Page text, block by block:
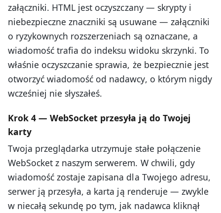
załączniki. HTML jest oczyszczany — skrypty i
niebezpieczne znaczniki są usuwane — załączniki
o ryzykownych rozszerzeniach są oznaczane, a
wiadomość trafia do indeksu widoku skrzynki. To
właśnie oczyszczanie sprawia, że bezpiecznie jest
otworzyć wiadomość od nadawcy, o którym nigdy
wcześniej nie słyszałeś.
Krok 4 — WebSocket przesyła ją do Twojej
karty
Twoja przeglądarka utrzymuje stałe połączenie
WebSocket z naszym serwerem. W chwili, gdy
wiadomość zostaje zapisana dla Twojego adresu,
serwer ją przesyła, a karta ją renderuje — zwykle
w niecałą sekundę po tym, jak nadawca kliknął